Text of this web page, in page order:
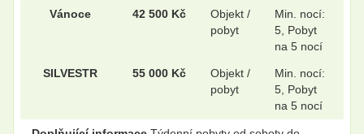
Vánoce 42 500 Kč
Objekt /
pobyt
Min. nocí:
5, Pobyt
na 5 nocí
SILVESTR 55 000 Kč
Objekt /
pobyt
Min. nocí:
5, Pobyt
na 5 nocí